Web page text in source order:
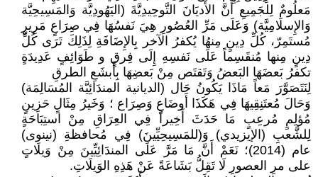
مَعلُومٌ لِلجَمِيعِ أَنَّ الأَديَانَ التَّوحِيدِيَّةَ (اليَهُودِيَّة وَالمَسِيحِيَّة
وَالإِسلَامِيَّة) وَعَلَى مَرِّ العُصُورِ هِيَ نَفسُهَا فِي صِرَاعٍ مَرِيرٍ
مُستَمِرّ، كُلِّ دِينٍ مِنهُا يُكفرُ الآخر بِالإِضَافَةِ لِذَلِكَ تَرَى كُلِّ
دِينٍ مِنها مُنقَسِماً عَلَى نَفسِهِ إِلَى فِرقٍ و طَوَائِفٍ عَدِيدَةٍ
تكفرُ بَعضَهَا البَعضُ وَتَقتَص مِنْ بَعضِهَا بِأَبشَعِ الطرقِ
لِنَتَصَوَّرَ مَعاً مَاذَا يَكُونُ حَال (الديانية المندَائِيَّة المُسَالِمَة)
وَحَالَ مُعتَنِقِيهَا فِي هَكَذَا أَوضَاعٍ وَصِرَاع ؛ وَخَيرُ مِثَالٍ حَزِينٍ
مُؤلِمٍ مُرعِبٍ مَا حَدَثَ أَخِيراً فِي العِرَاقِ مِنْ استِبَاحَةٍ
لِلشَّعبِ (الإيزيدي) وَ(للمَسِيحِيِّينَ) فِي مُحافظةِ (نينوى)
عام (2014)؛ نَعَمْ أَنَّ مَا مَرَّ عَلَى المندَائِيِّينَ مِنْ وَيلَاتٍ
على مرِ العصورِ لَا تَقِلُّ بَشَاعَةً عَنْ هَذِهِ الوَيلَاتِ.